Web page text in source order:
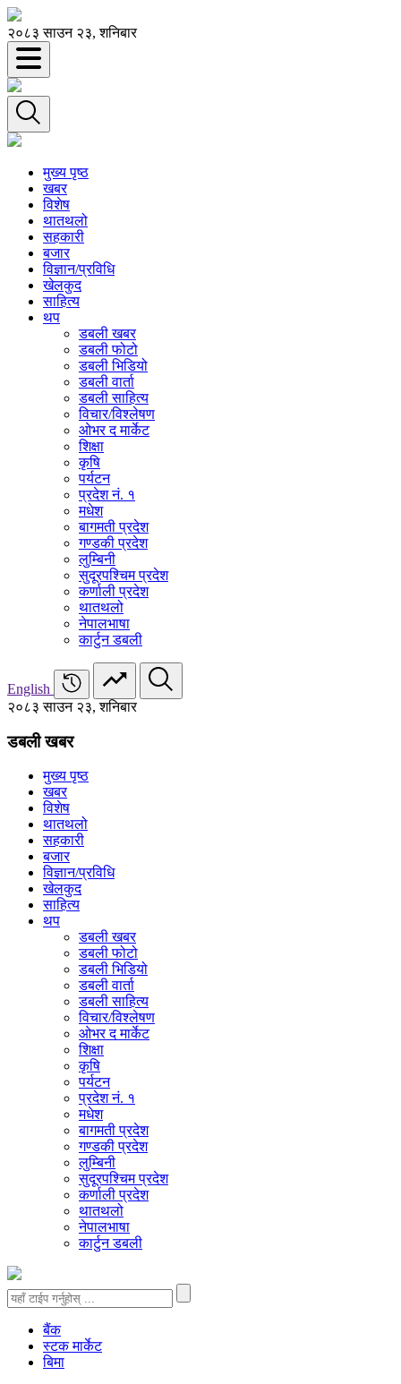
२०८३ साउन २३, शनिबार
मुख्य पृष्ठ
खबर
विशेष
थातथलो
सहकारी
बजार
विज्ञान/प्रविधि
खेलकुद
साहित्य
थप
डबली खबर
डबली फोटो
डबली भिडियो
डबली वार्ता
डबली साहित्य
विचार/विश्‍लेषण
ओभर द मार्केट
शिक्षा
कृषि
पर्यटन
प्रदेश नं. १
मधेश
बागमती प्रदेश
गण्डकी प्रदेश
लुम्बिनी
सुदूरपश्चिम प्रदेश
कर्णाली प्रदेश
थातथलो
नेपालभाषा
कार्टुन डबली
English
२०८३ साउन २३, शनिबार
डबली खबर
मुख्य पृष्ठ
खबर
विशेष
थातथलो
सहकारी
बजार
विज्ञान/प्रविधि
खेलकुद
साहित्य
थप
डबली खबर
डबली फोटो
डबली भिडियो
डबली वार्ता
डबली साहित्य
विचार/विश्‍लेषण
ओभर द मार्केट
शिक्षा
कृषि
पर्यटन
प्रदेश नं. १
मधेश
बागमती प्रदेश
गण्डकी प्रदेश
लुम्बिनी
सुदूरपश्चिम प्रदेश
कर्णाली प्रदेश
थातथलो
नेपालभाषा
कार्टुन डबली
बैंक
स्टक मार्केट
बिमा